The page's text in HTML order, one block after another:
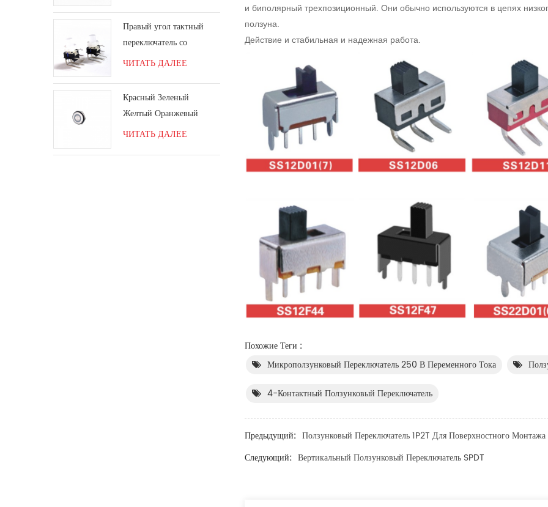
и биполярный трехпозиционный. Они обычно используются в цепях
ползуна.
Действие и стабильная и надежная работа.
Похожие Теги :
Микроползунковый Переключатель 250 В Переменного Тока
4-Контактный Ползунковый Переключатель
Предыдущий: Ползунковый Переключатель 1P2T Для Поверхностного Монтажа
Следующий: Вертикальный Ползунковый Переключатель SPDT
Правый угол тактный
переключатель со
светодиодом
ЧИТАТЬ ДАЛЕЕ
Красный Зеленый
Желтый Оранжевый
Синий Белый
ЧИТАТЬ ДАЛЕЕ